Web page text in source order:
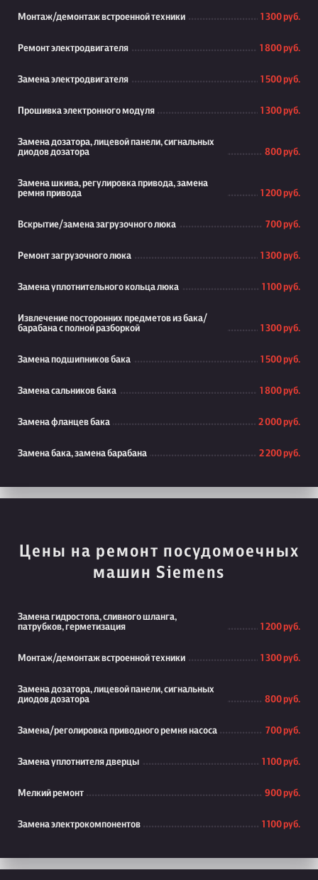
Монтаж/демонтаж встроенной техники 1 300 руб.
Ремонт электродвигателя 1 800 руб.
Замена электродвигателя 1 500 руб.
Прошивка электронного модуля 1 300 руб.
Замена дозатора, лицевой панели, сигнальных
диодов дозатора
800 руб.
Замена шкива, регулировка привода, замена
ремня привода
1 200 руб.
Вскрытие/замена загрузочного люка 700 руб.
Ремонт загрузочного люка 1 300 руб.
Замена уплотнительного кольца люка 1 100 руб.
Извлечение посторонних предметов из бака/
барабана с полной разборкой
1 300 руб.
Замена подшипников бака 1 500 руб.
Замена сальников бака 1 800 руб.
Замена фланцев бака 2 000 руб.
Замена бака, замена барабана 2 200 руб.
Цены на ремонт посудомоечных
машин Siemens
Замена гидростопа, сливного шланга,
патрубков, герметизация
1 200 руб.
Монтаж/демонтаж встроенной техники 1 300 руб.
Замена дозатора, лицевой панели, сигнальных
диодов дозатора
800 руб.
Замена/реголировка приводного ремня насоса 700 руб.
Замена уплотнителя дверцы 1 100 руб.
Мелкий ремонт 900 руб.
Замена электрокомпонентов 1 100 руб.